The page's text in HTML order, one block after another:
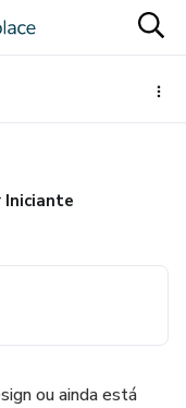
Iniciante
ou ainda está